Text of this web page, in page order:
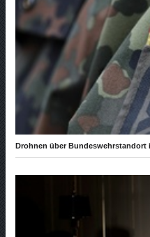
Drohnen über